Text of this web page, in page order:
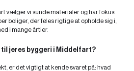
vælger vi sunde materialer og har fokus
boliger, der føles rigtige at opholde sig i,
i mange årtier.
jeres byggeri i Middelfart?
er det vigtigt at kende svaret på: hvad